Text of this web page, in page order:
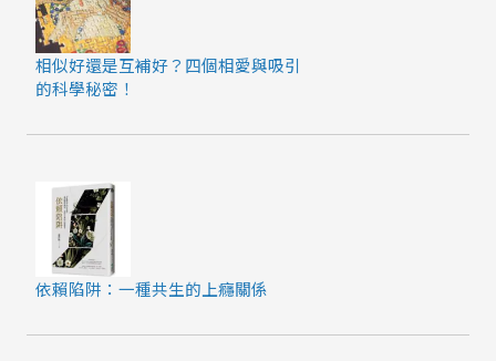
相似好還是互補好？四個相愛與吸引
的科學秘密！
依賴陷阱：一種共生的上癮關係